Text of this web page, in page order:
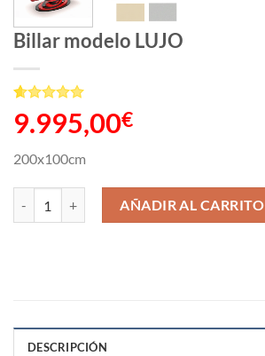
Billar modelo LUJO
Valorado
con5de 5
1
valoración
de un
9.995,00€
200x100cm
Billar modelo LUJO cantidadAÑADIR AL CARRITO
DESCRIPCIÓN